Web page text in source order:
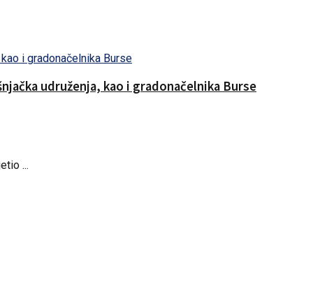
udruženja, kao i gradonačelnika Burse
...